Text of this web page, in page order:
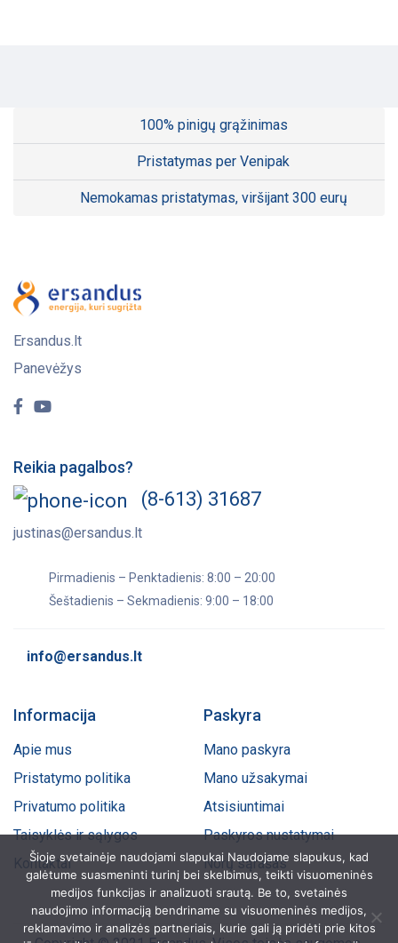
100% pinigų grąžinimas
Pristatymas per Venipak
Nemokamas pristatymas, viršijant 300 eurų
Ersandus.lt
Panevėžys
Reikia pagalbos?
(8-613) 31687
justinas@ersandus.lt
Pirmadienis – Penktadienis: 8:00 – 20:00
Šeštadienis – Sekmadienis: 9:00 – 18:00
info@ersandus.lt
Informacija
Apie mus
Pristatymo politika
Privatumo politika
Taisyklės ir sąlygos
Kontaktai
Paskyra
Mano paskyra
Mano užsakymai
Atsisiuntimai
Paskyros nustatymai
Norų sąrašas
Šioje svetainėje naudojami slapukai Naudojame slapukus, kad
galėtume suasmeninti turinį bei skelbimus, teikti visuomeninės
medijos funkcijas ir analizuoti srautą. Be to, svetainės
naudojimo informaciją bendriname su visuomeninės medijos,
reklamavimo ir analizės partneriais, kurie gali ją pridėti prie kitos